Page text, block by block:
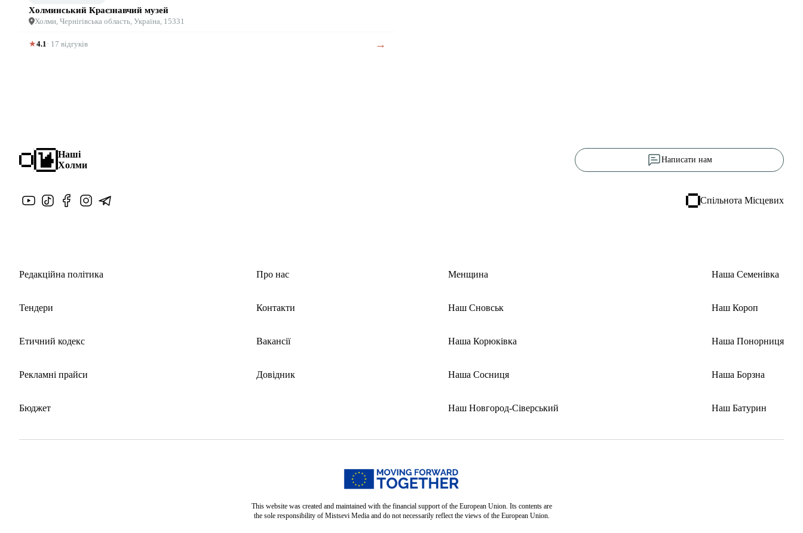
Холминський Краєзнавчий музей
Холми, Чернігівська область, Україна, 15331
★4.1· 17 відгуків →
Наші
Холми
Написати нам
Спільнота Місцевих
Редакційна політика
Тендери
Етичний кодекс
Рекламні прайси
Бюджет
Про нас
Контакти
Вакансії
Довідник
Менщина
Наш Сновськ
Наша Корюківка
Наша Сосниця
Наш Новгород-Сіверський
Наша Семенівка
Наш Короп
Наша Понорниця
Наша Борзна
Наш Батурин
This website was created and maintained with the financial support of the European Union. Its contents are
the sole responsibility of Mistsevi Media and do not necessarily reflect the views of the European Union.